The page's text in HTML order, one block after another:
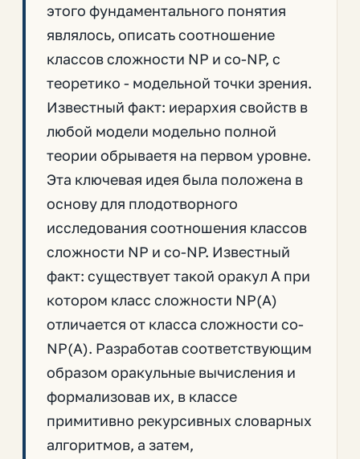
этого фундаментального понятия
являлось, описать соотношение
классов сложности NP и co-NP, с
теоретико - модельной точки зрения.
Известный факт: иерархия свойств в
любой модели модельно полной
теории обрываетя на первом уровне.
Эта ключевая идея была положена в
основу для плодотворного
исследования соотношения классов
сложности NP и co-NP. Известный
факт: существует такой оракул A при
котором класс сложности NP(A)
отличается от класса сложности co-
NP(A). Разработав соответствующим
образом оракульные вычисления и
формализовав их, в классе
примитивно рекурсивных словарных
алгоритмов, а затем,